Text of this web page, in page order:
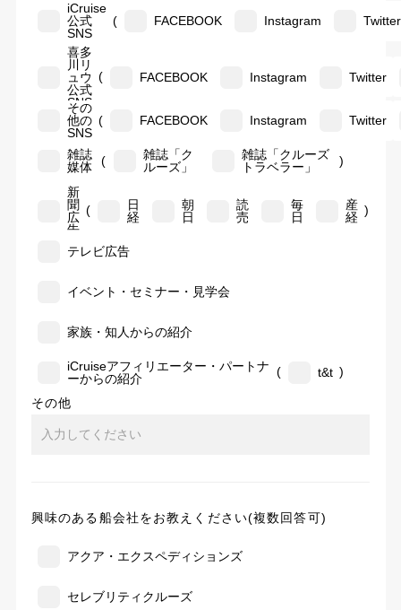
iCruise
公式
SNS
( FACEBOOK Instagram Twitter
喜多
川リ
ュウ
公式
SNS
( FACEBOOK Instagram Twitter
その
他の
SNS
( FACEBOOK Instagram Twitter
雑誌
媒体
(
雑誌「ク
ルーズ」
雑誌「クルーズ
トラベラー」
)
新
聞
広
告
(
日
経
朝
日
読
売
毎
日
産
経 )
テレビ広告
イベント・セミナー・見学会
家族・知人からの紹介
iCruiseアフィリエーター・パートナ
ーからの紹介
( t&t )
その他
興味のある船会社をお教えください(複数回答可)
アクア・エクスペディションズ
セレブリティクルーズ